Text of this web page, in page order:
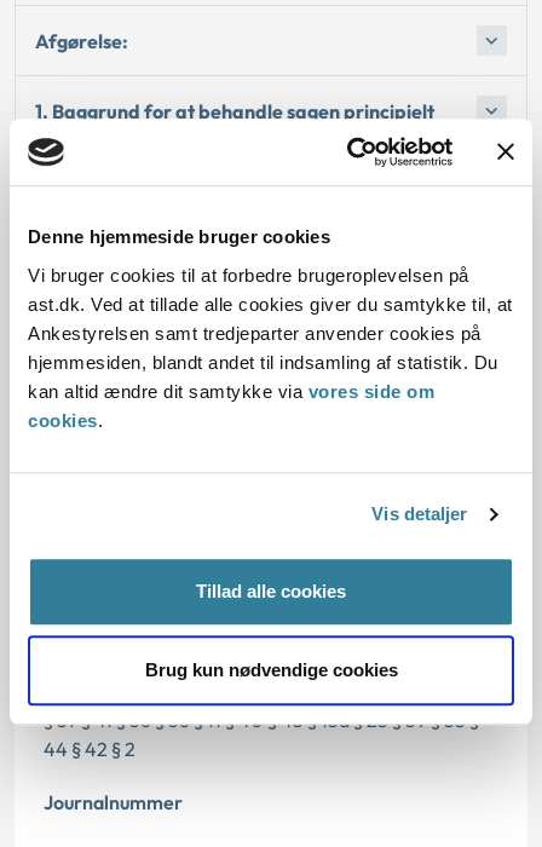
Denne hjemmeside bruger cookies
Vi bruger cookies til at forbedre brugeroplevelsen på
ast.dk. Ved at tillade alle cookies giver du samtykke til, at
Ankestyrelsen samt tredjeparter anvender cookies på
hjemmesiden, blandt andet til indsamling af statistik. Du
kan altid ændre dit samtykke via vores side om
cookies.
Vis detaljer
Tillad alle cookies
Brug kun nødvendige cookies
Afgørelse:
1. Baggrund for at behandle sagen principielt
2. Reglerne
4. Den konkrete afgørelse
Begrundelsen for afgørelsen
Offentliggørelsesdato
§ 37 § 41 § 36 § 38 § 11 § 40 § 43 § 13a § 25 § 39 § 35 §
44 § 42 § 2
Journalnummer